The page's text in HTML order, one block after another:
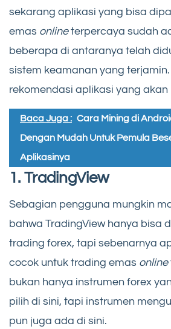
sekarang aplikasi yang bisa
emas onlineterpercaya sudah
beberapa di antaranya telah
sistem keamanan yang
rekomendasi aplikasi yang
Baca Juga : Cara Mining di
Dengan Mudah Untuk Pemula
Aplikasinya
1. TradingView
Sebagian pengguna mungkin
bahwa TradingView hanya bisa
trading forex, tapi sebenarnya
cocok untuk trading emas online
bukan hanya instrumen forex
pilih di sini, tapi instrumen
pun juga ada di sini.